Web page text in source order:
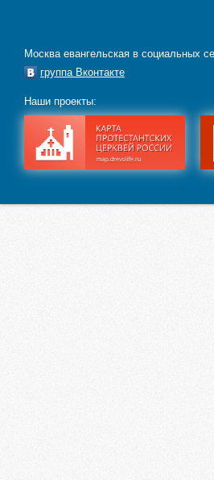
Москва евангельская в социальных
группа Вконтакте
Наши проекты: